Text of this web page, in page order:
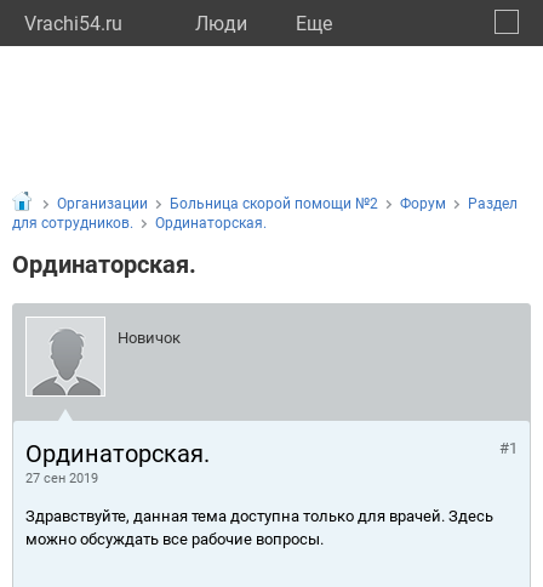
Vrachi54.ru Люди Eще
Организации Больница скорой помощи №2 Форум
Раздел
для сотрудников.
Ординаторская.
Ординаторская.
Новичок
Ординаторская.
27 сен 2019
#1
Здравствуйте, данная тема доступна только для врачей. Здесь
можно обсуждать все рабочие вопросы.